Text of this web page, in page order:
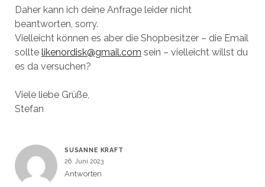
Daher kann ich deine Anfrage leider nicht
beantworten, sorry.
Vielleicht können es aber die Shopbesitzer – die Email
sollte likenordisk@gmail.com sein – vielleicht willst du
es da versuchen?
Viele liebe Grüße,
Stefan
SUSANNE KRAFT
26. Juni 2023
Antworten